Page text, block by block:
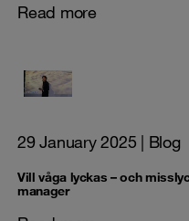
Read more
29 January 2025 | Blog
Vill våga lyckas – och
manager